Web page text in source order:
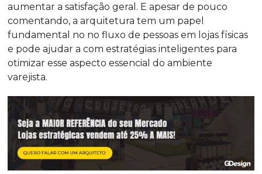
aumentar a satisfação geral. E apesar de pouco
comentando, a arquitetura tem um papel
fundamental no no fluxo de pessoas em lojas físicas
e pode ajudar a com estratégias inteligentes para
otimizar esse aspecto essencial do ambiente
varejista.